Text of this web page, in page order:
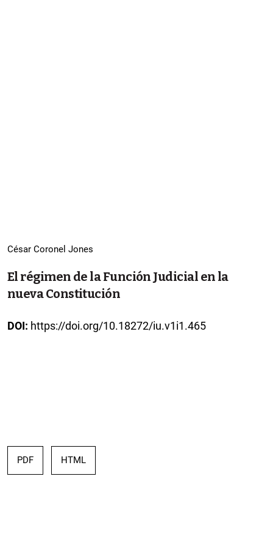
César Coronel Jones
El régimen de la Función Judicial en la
nueva Constitución
DOI: https://doi.org/10.18272/iu.v1i1.465
PDF HTML